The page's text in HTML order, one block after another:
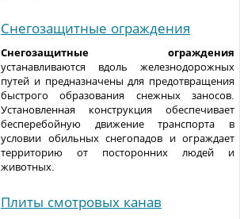
Снегозащитные ограждения
Снегозащитные ограждения
устанавливаются вдоль железнодорожных
путей и предназначены для предотвращения
быстрого образования снежных заносов.
Установленная конструкция обеспечивает
бесперебойную движение транспорта в
условии обильных снегопадов и ограждает
территорию от посторонних людей и
животных.
Плиты смотровых канав